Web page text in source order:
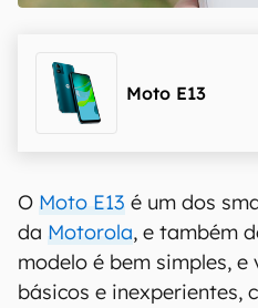
Moto E13
O Moto E13 é um dos
da Motorola, e também
modelo é bem simples,
básicos e inexperientes,